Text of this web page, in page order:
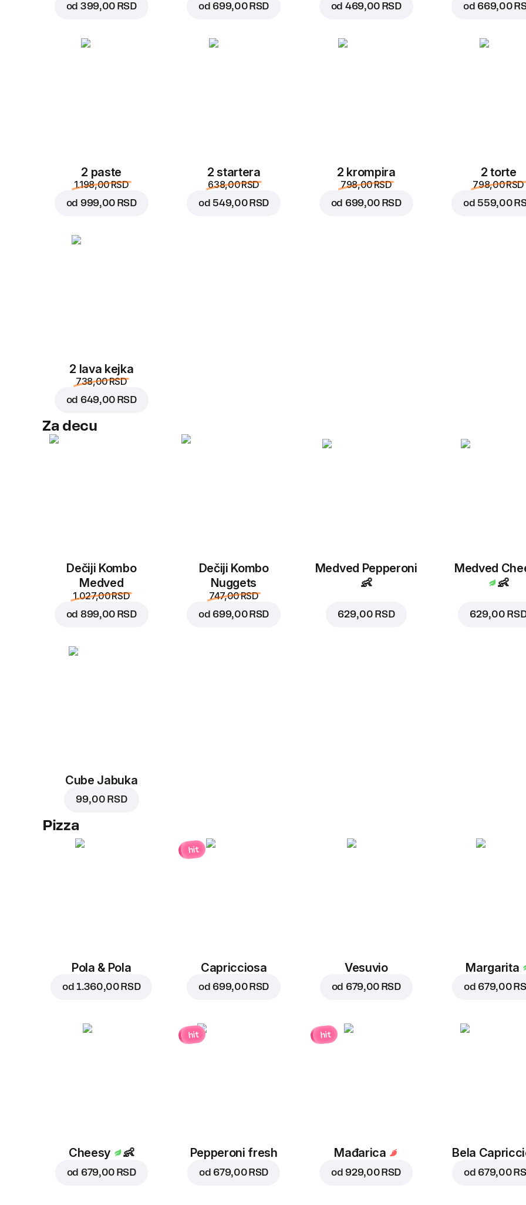
od 399,00 RSD od 699,00 RSD od 469,00 RSD od 669,00
2 paste
1.198,00 RSD
od 999,00 RSD
2 startera
638,00 RSD
od 549,00 RSD
2 krompira
798,00 RSD
od 699,00 RSD
2 torte
798,00 RSD
od 559,00
2 lava kejka
738,00 RSD
od 649,00 RSD
Za decu
Dečiji Kombo
Medved
1.027,00 RSD
od 899,00 RSD
Dečiji Kombo
Nuggets
747,00 RSD
od 699,00 RSD
Medved Pepperoni
👶
629,00 RSD
Medved
👶
629,00
Cube Jabuka
99,00 RSD
Pizza
Pola & Pola
od1.360,00 RSD
hit
Capricciosa
od 699,00 RSD
Vesuvio
od 679,00 RSD
Margarita
od 679,00
Cheesy 👶
od 679,00 RSD
hit
Pepperoni fresh
od 679,00 RSD
hit
Mađarica
od 929,00 RSD
Bela
od 679,00